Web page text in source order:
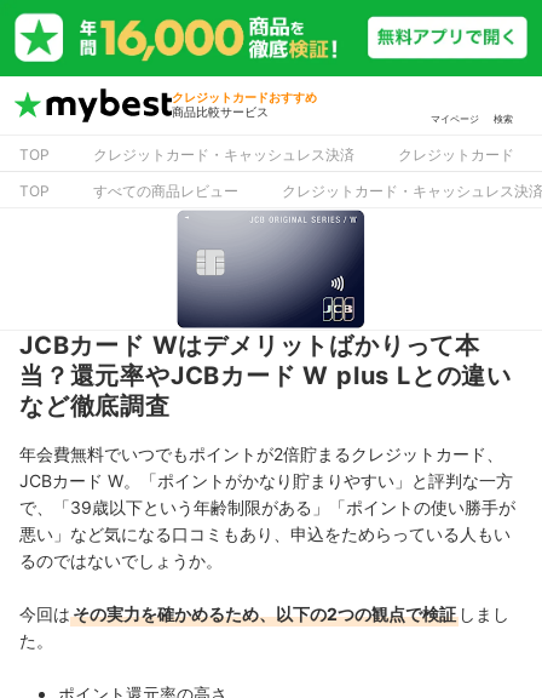
クレジットカードおすすめ
商品比較サービス
マイページ 検索
TOP クレジットカード・キャッシュレス決済
クレジットカード
TOP
すべての商品レビュー クレジットカード・キャッシュレス決
JCBカード Wはデメリットばかりって本
当？還元率やJCBカード W plus Lとの違い
など徹底調査
年会費無料でいつでもポイントが2倍貯まるクレジットカード、
JCBカード W。「ポイントがかなり貯まりやすい」と評判な一方
で、「39歳以下という年齢制限がある」「ポイントの使い勝手が
悪い」など気になる口コミもあり、申込をためらっている人もい
るのではないでしょうか。
今回はその実力を確かめるため、以下の2つの観点で検証 しまし
た。
ポイント還元率の高さ